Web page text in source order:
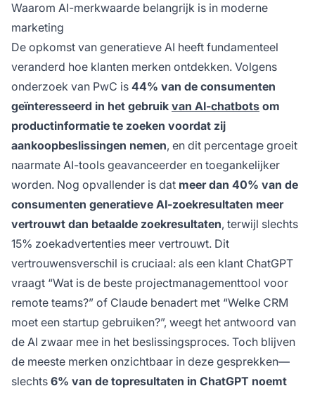
Waarom AI-merkwaarde belangrijk is in moderne
marketing
De opkomst van generatieve AI heeft fundamenteel
veranderd hoe klanten merken ontdekken. Volgens
onderzoek van PwC is 44% van de consumenten
geïnteresseerd in het gebruik van AI-chatbots om
productinformatie te zoeken voordat zij
aankoopbeslissingen nemen, en dit percentage groeit
naarmate AI-tools geavanceerder en toegankelijker
worden. Nog opvallender is dat meer dan 40% van de
consumenten generatieve AI-zoekresultaten meer
vertrouwt dan betaalde zoekresultaten, terwijl slechts
15% zoekadvertenties meer vertrouwt. Dit
vertrouwensverschil is cruciaal: als een klant ChatGPT
vraagt “Wat is de beste projectmanagementtool voor
remote teams?” of Claude benadert met “Welke CRM
moet een startup gebruiken?”, weegt het antwoord van
de AI zwaar mee in het beslissingsproces. Toch blijven
de meeste merken onzichtbaar in deze gesprekken—
slechts 6% van de topresultaten in ChatGPT noemt